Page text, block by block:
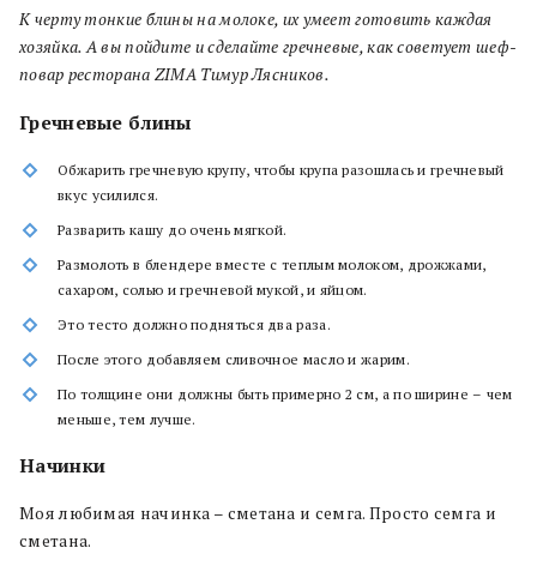
К черту тонкие блины на молоке, их умеет готовить каждая
хозяйка. А вы пойдите и сделайте гречневые, как советует шеф-
повар ресторана ZIMA Тимур Лясников.
Гречневые блины
Обжарить гречневую крупу, чтобы крупа разошлась и гречневый
вкус усилился.
Разварить кашу до очень мягкой.
Размолоть в блендере вместе с теплым молоком, дрожжами,
сахаром, солью и гречневой мукой, и яйцом.
Это тесто должно подняться два раза.
После этого добавляем сливочное масло и жарим.
По толщине они должны быть примерно 2 см, а по ширине – чем
меньше, тем лучше.
Начинки
Моя любимая начинка – сметана и семга. Просто семга и
сметана.